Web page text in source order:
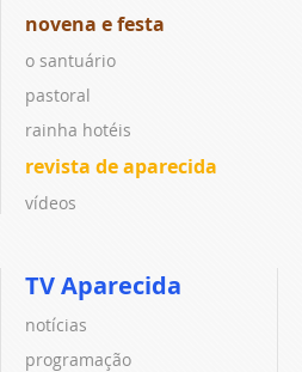
novena e festa
o santuário
pastoral
rainha hotéis
revista de aparecida
vídeos
TV Aparecida
notícias
programação